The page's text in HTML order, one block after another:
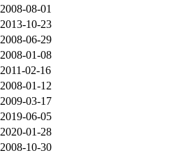
2008-08-01
2013-10-23
2008-06-29
2008-01-08
2011-02-16
2008-01-12
2009-03-17
2019-06-05
2020-01-28
2008-10-30